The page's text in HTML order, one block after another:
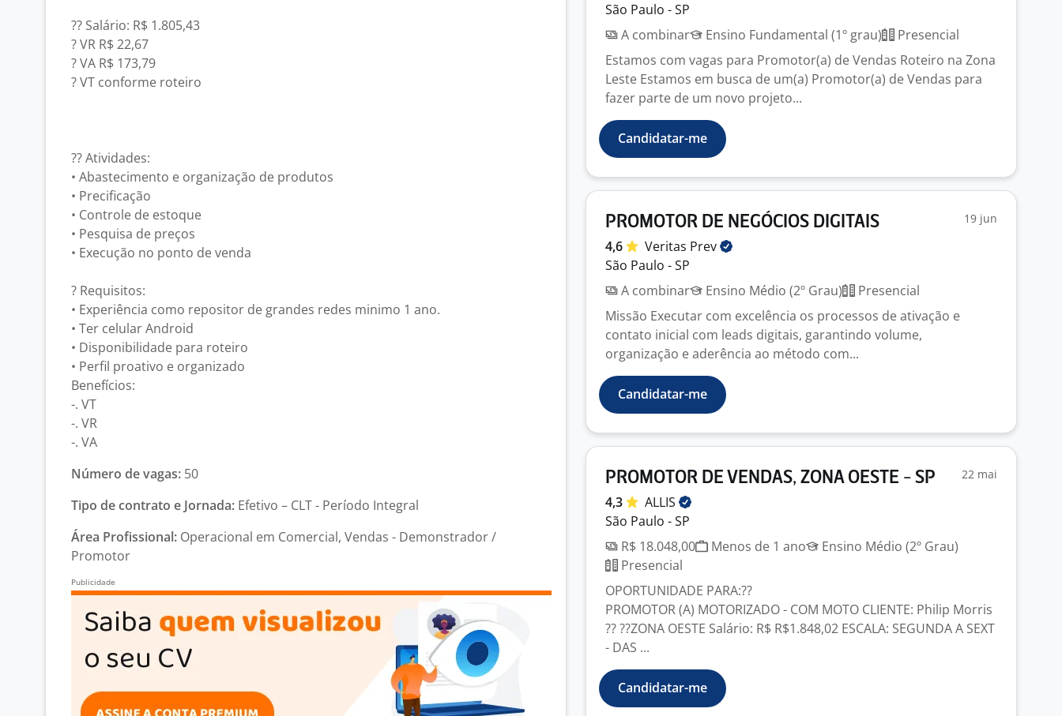
?? Salário: R$ 1.805,43
? VR R$ 22,67
? VA R$ 173,79
? VT conforme roteiro
?? Atividades:
• Abastecimento e organização de produtos
• Precificação
• Controle de estoque
• Pesquisa de preços
• Execução no ponto de venda
? Requisitos:
• Experiência como repositor de grandes redes minimo 1 ano.
• Ter celular Android
• Disponibilidade para roteiro
• Perfil proativo e organizado
Benefícios:
-. VT
-. VR
-. VA
Número de vagas: 50
Tipo de contrato e Jornada: Efetivo – CLT - Período Integral
Área Profissional: Operacional em Comercial, Vendas - Demonstrador /
Promotor
São Paulo - SP
A combinar
Ensino Fundamental (1º grau)
Presencial
Estamos com vagas para Promotor(a) de Vendas Roteiro na Zona
Leste Estamos em busca de um(a) Promotor(a) de Vendas para
fazer parte de um novo projeto...
Candidatar-me
PROMOTOR DE NEGÓCIOS DIGITAIS 19 jun
4,6 Veritas Prev
São Paulo - SP
A combinar
Ensino Médio (2º Grau)
Presencial
Missão Executar com excelência os processos de ativação e
contato inicial com leads digitais, garantindo volume,
organização e aderência ao método com...
Candidatar-me
PROMOTOR DE VENDAS, ZONA OESTE - SP 22 mai
4,3
ALLIS
São Paulo - SP
R$ 18.048,00
Menos de 1 ano
Ensino Médio (2º Grau)
Presencial
OPORTUNIDADE PARA:??
PROMOTOR (A) MOTORIZADO - COM MOTO CLIENTE: Philip Morris
?? ??ZONA OESTE Salário: R$ R$1.848,02 ESCALA: SEGUNDA A SEXT
- DAS ...
Candidatar-me